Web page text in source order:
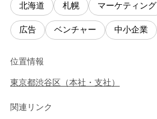
北海道 札幌 マーケティング
広告 ベンチャー 中小企業
位置情報
東京都渋谷区 （本社・支社 ）
関連リンク